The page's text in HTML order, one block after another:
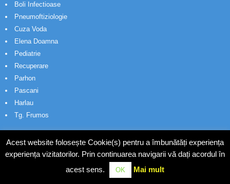
Boli Infectioase
Pneumoftiziologie
Cuza Voda
Elena Doamna
Pediatrie
Recuperare
Parhon
Pascani
Harlau
Tg. Frumos
© Wakatech
Acest website folosește Cookie(s) pentru a îmbunătăți experiența
experiența vizitatorilor. Prin continuarea navigarii vă dați acordul în
acest sens.
OK Mai mult